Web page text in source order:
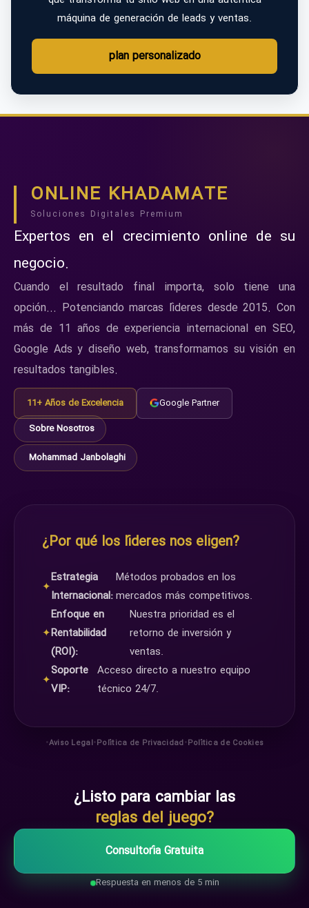
máquina de generación de leads y ventas.
plan personalizado
ONLINE KHADAMATE
Soluciones Digitales Premium
Expertos en el crecimiento online de su
negocio.
Cuando el resultado final importa, solo tiene una
opción... Potenciando marcas líderes desde 2015. Con
más de 11 años de experiencia internacional en SEO,
Google Ads y diseño web, transformamos su visión en
resultados tangibles.
11+ Años de Excelencia
Google Partner
Sobre Nosotros
Mohammad Janbolaghi
¿Por qué los líderes nos eligen?
✦
Estrategia
Internacional:
Métodos probados en los
mercados más competitivos.
✦
Enfoque en
Rentabilidad
(ROI):
Nuestra prioridad es el
retorno de inversión y
ventas.
✦
Soporte
VIP:
Acceso directo a nuestro equipo
técnico 24/7.
•Aviso Legal•Política de Privacidad•Política de Cookies
¿Listo para cambiar las
reglas del juego?
Consultoría Gratuita
Respuesta en menos de 5 min